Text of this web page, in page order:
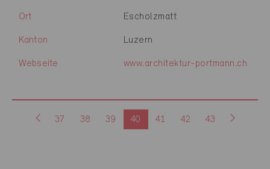
Ort Escholzmatt
Kanton Luzern
Webseite www.architektur-portmann.ch
37 38 39 40 41 42 43